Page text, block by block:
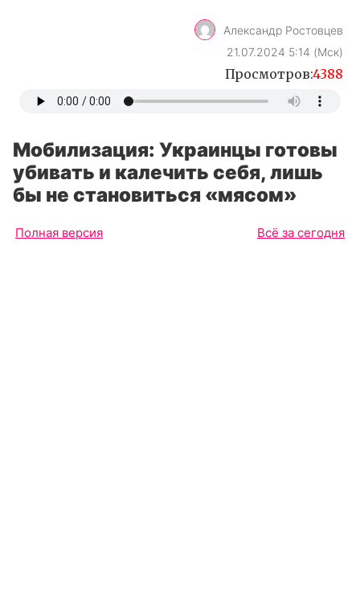
Александр Ростовцев
21.07.2024 5:14 (Мск)
Просмотров:4388
Мобилизация: Украинцы готовы
убивать и калечить себя, лишь
бы не становиться «мясом»
Полная версия Всё за сегодня